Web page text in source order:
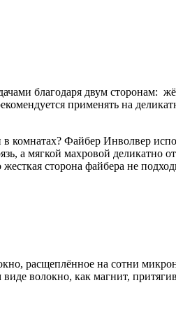
благодаря двум сторонам:
применять на
комнатах? Файбер Инволвер
а мягкой махровой деликатно
сторона файбера не
расщеплённое на сотни
волокно, как магнит,